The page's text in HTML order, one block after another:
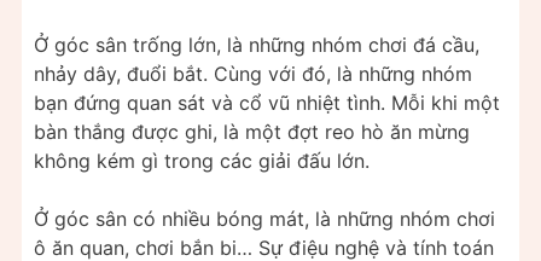
Ở góc sân trống lớn, là những nhóm chơi đá cầu,
nhảy dây, đuổi bắt. Cùng với đó, là những nhóm
bạn đứng quan sát và cổ vũ nhiệt tình. Mỗi khi một
bàn thắng được ghi, là một đợt reo hò ăn mừng
không kém gì trong các giải đấu lớn.
Ở góc sân có nhiều bóng mát, là những nhóm chơi
ô ăn quan, chơi bắn bi… Sự điệu nghệ và tính toán